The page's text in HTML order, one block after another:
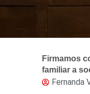
Firmamos
familiar a
Fernanda